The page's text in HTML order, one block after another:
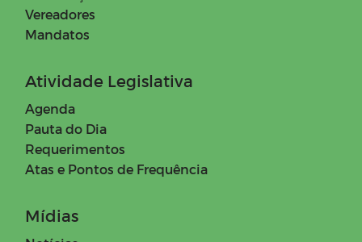
Editais
Moção de Aplausos
Vereadores
Mandatos
Atividade Legislativa
Agenda
Pauta do Dia
Requerimentos
Atas e Pontos de Frequência
Mídias